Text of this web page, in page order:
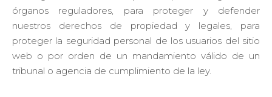
órganos reguladores, para proteger y defender
nuestros derechos de propiedad y legales, para
proteger la seguridad personal de los usuarios del sitio
web o por orden de un mandamiento válido de un
tribunal o agencia de cumplimiento de la ley.